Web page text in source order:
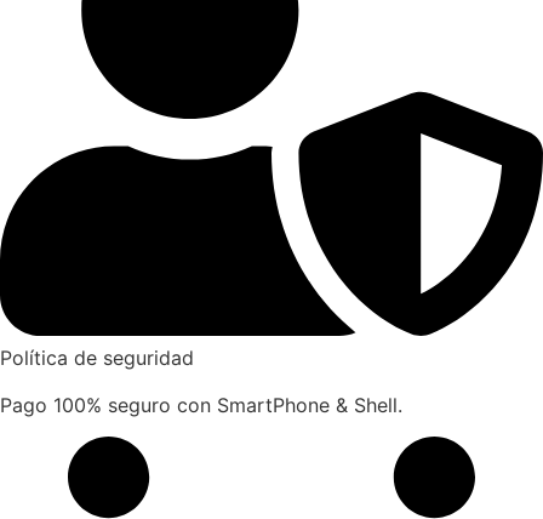
Política de seguridad
Pago 100% seguro con SmartPhone & Shell.